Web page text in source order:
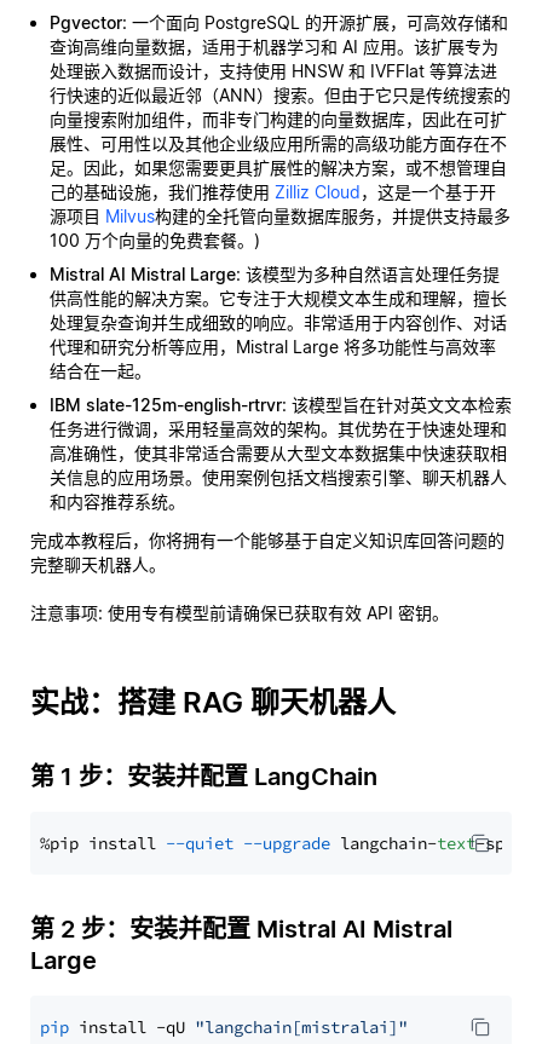
Pgvector: 一个面向 PostgreSQL 的开源扩展，可高效存储和
查询高维向量数据，适用于机器学习和 AI 应用。该扩展专为
处理嵌入数据而设计，支持使用 HNSW 和 IVFFlat 等算法进
行快速的近似最近邻（ANN）搜索。但由于它只是传统搜索的
向量搜索附加组件，而非专门构建的向量数据库，因此在可扩
展性、可用性以及其他企业级应用所需的高级功能方面存在不
足。因此，如果您需要更具扩展性的解决方案，或不想管理自
己的基础设施，我们推荐使用 Zilliz Cloud，这是一个基于开
源项目 Milvus构建的全托管向量数据库服务，并提供支持最多
100 万个向量的免费套餐。)
Mistral AI Mistral Large: 该模型为多种自然语言处理任务提
供高性能的解决方案。它专注于大规模文本生成和理解，擅长
处理复杂查询并生成细致的响应。非常适用于内容创作、对话
代理和研究分析等应用，Mistral Large 将多功能性与高效率
结合在一起。
IBM slate-125m-english-rtrvr: 该模型旨在针对英文文本检索
任务进行微调，采用轻量高效的架构。其优势在于快速处理和
高准确性，使其非常适合需要从大型文本数据集中快速获取相
关信息的应用场景。使用案例包括文档搜索引擎、聊天机器人
和内容推荐系统。
完成本教程后，你将拥有一个能够基于自定义知识库回答问题的
完整聊天机器人。
注意事项: 使用专有模型前请确保已获取有效 API 密钥。
实战：搭建 RAG 聊天机器人
第 1 步：安装并配置 LangChain
%pip install --quiet --upgrade langchain-text
第 2 步：安装并配置 Mistral AI Mistral
Large
pip install -qU "langchain[mistralai]"